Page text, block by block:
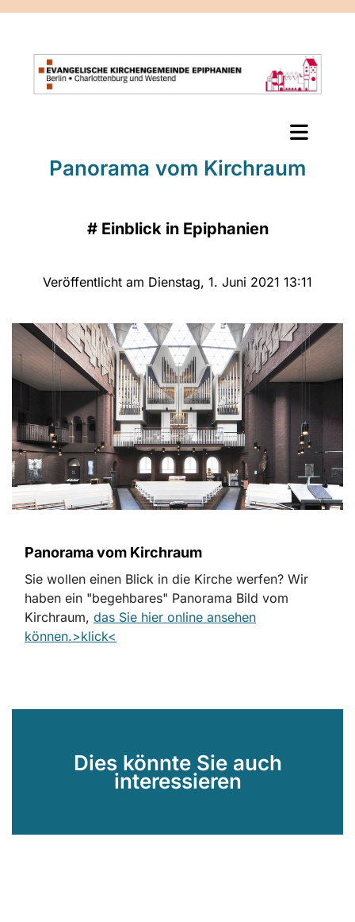
Panorama vom Kirchraum
# Einblick in Epiphanien
Veröffentlicht am Dienstag, 1. Juni 2021 13:11
Panorama vom Kirchraum
Sie wollen einen Blick in die Kirche werfen? Wir
haben ein "begehbares" Panorama Bild vom
Kirchraum, das Sie hier online ansehen
können.>klick<
Dies könnte Sie auch
interessieren